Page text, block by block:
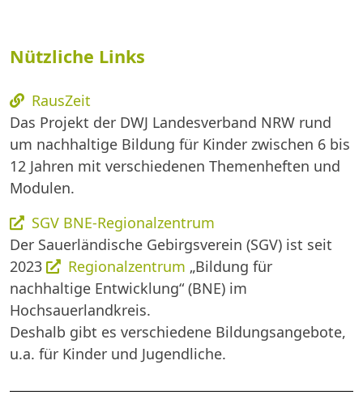
Nützliche Links
RausZeit
Das Projekt der DWJ Landesverband NRW rund
um nachhaltige Bildung für Kinder zwischen 6 bis
12 Jahren mit verschiedenen Themenheften und
Modulen.
SGV BNE-Regionalzentrum
Der Sauerländische Gebirgsverein (SGV) ist seit
2023
Regionalzentrum „Bildung für
nachhaltige Entwicklung“ (BNE) im
Hochsauerlandkreis.
Deshalb gibt es verschiedene Bildungsangebote,
u.a. für Kinder und Jugendliche.